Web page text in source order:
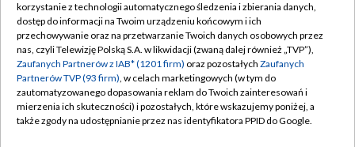
TVP
Abonament TVP
Emisja w TVP
Centrum informacji TVP
Naziemna Telewizja Cyfrowa
Regulamin TVP
Polityka prywatności
Moje zgody
Pomoc
korzystanie z technologii automatycznego śledzenia i zbierania danych,
dostęp do informacji na Twoim urządzeniu końcowym i ich
przechowywanie oraz na przetwarzanie Twoich danych osobowych przez
nas, czyli Telewizję Polską S.A. w likwidacji (zwaną dalej również „TVP”),
Zaufanych Partnerów z IAB* (1201 firm) oraz pozostałych Zaufanych
Partnerów TVP (93 firm), w celach marketingowych (w tym do
zautomatyzowanego dopasowania reklam do Twoich zainteresowań i
mierzenia ich skuteczności) i pozostałych, które wskazujemy poniżej, a
także zgody na udostępnianie przez nas identyfikatora PPID do Google.